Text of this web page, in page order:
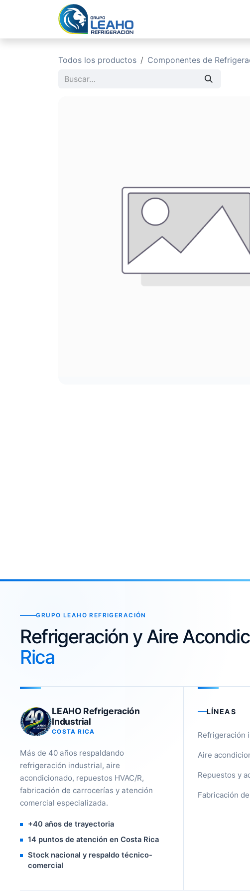
Todos los productos Componentes de
GRUPO LEAHO REFRIGERACIÓN
Refrigeración y Aire
Rica
LEAHO Refrigeración
Industrial
COSTA RICA
Más de 40 años respaldando
refrigeración industrial, aire
acondicionado, repuestos HVAC/R,
fabricación de carrocerías y atención
comercial especializada.
+40 años de trayectoria
14 puntos de atención en Costa Rica
Stock nacional y respaldo técnico-
comercial
LÍNEAS
Refrigeración
Aire
Repuestos y
Fabricación